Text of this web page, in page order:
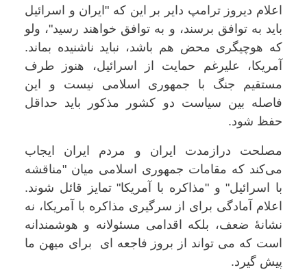
اعلام دیروز ترامپ دایر بر این که "ایران و اسرائیل
باید به توافق برسند، و به توافق خواهند رسید"، ولو
که هوچیگری محض هم باشد، نباید ناشنیده بماند.
آمریکا، علیرغم حمایت از اسرائیل، هنوز طرف
مستقیم جنگ با جمهوری اسلامی نیست و این
فاصله بین سیاست دو کشور مذکور باید حداقل
حفظ شود.
مصلحت درازمدت ایران و مردم ایران ایجاب
می‌کند که مقامات جمهوری اسلامی میان "مناقشه
با اسرائیل" و "مذاکره با آمریکا" تمایز قائل شوند.
اعلام آمادگی برای از سرگیری مذاکره با آمریکا، نه
نشانۀ ضعف، بلکه اقدامی مسئولانه و هوشمندانه
است که می تواند از بروز فاجعه ای برای میهن ما
پیش گیرد.